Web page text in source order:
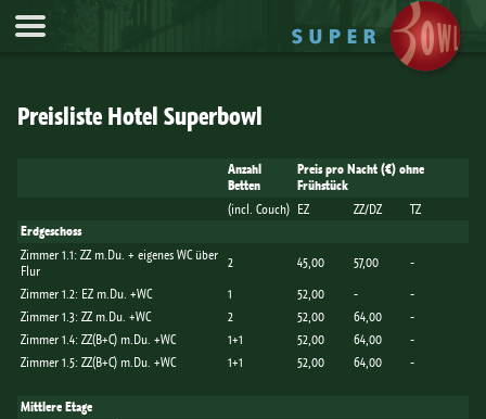
Preisliste Hotel Superbowl
Anzahl
Betten
Preis pro Nacht (€) ohne
Frühstück
(incl. Couch) EZ ZZ/DZ TZ
Erdgeschoss
Zimmer 1.1: ZZ m.Du. + eigenes WC über
Flur
2 45,00 57,00
-
Zimmer 1.2: EZ m.Du. +WC
1 52,00 -
-
Zimmer 1.3: ZZ m.Du. +WC
2 52,00 64,00
-
Zimmer 1.4: ZZ(B+C) m.Du. +WC
1+1 52,00 64,00
-
Zimmer 1.5: ZZ(B+C) m.Du. +WC
1+1 52,00 64,00 -
Mittlere Etage